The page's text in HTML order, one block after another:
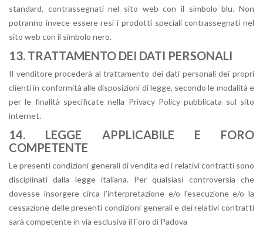
standard, contrassegnati nel sito web con il simbolo blu. Non
potranno invece essere resi i prodotti speciali contrassegnati nel
sito web con il simbolo nero.
13. TRATTAMENTO DEI DATI PERSONALI
Il venditore procederà al trattamento dei dati personali dei propri
clienti in conformità alle disposizioni di legge, secondo le modalità e
per le finalità specificate nella Privacy Policy pubblicata sul sito
internet.
14. LEGGE APPLICABILE E FORO
COMPETENTE
Le presenti condizioni generali di vendita ed i relativi contratti sono
disciplinati dalla legge italiana. Per qualsiasi controversia che
dovesse insorgere circa l'interpretazione e/o l'esecuzione e/o la
cessazione delle presenti condizioni generali e dei relativi contratti
sarà competente in via esclusiva il Foro di Padova